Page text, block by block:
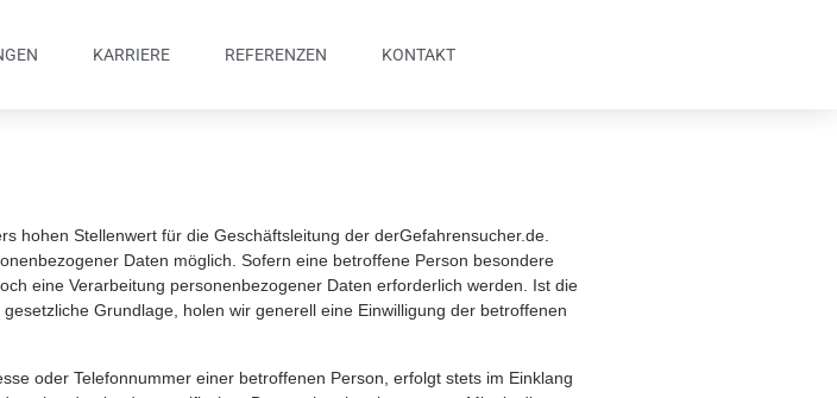
KARRIERE REFERENZEN KONTAKT
hohen Stellenwert für die Geschäftsleitung der derGefahrensucher.de.
Daten möglich. Sofern eine betroffene Person besondere
eine Verarbeitung personenbezogener Daten erforderlich werden. Ist die
Grundlage, holen wir generell eine Einwilligung der betroffenen
oder Telefonnummer einer betroffenen Person, erfolgt stets im Einklang